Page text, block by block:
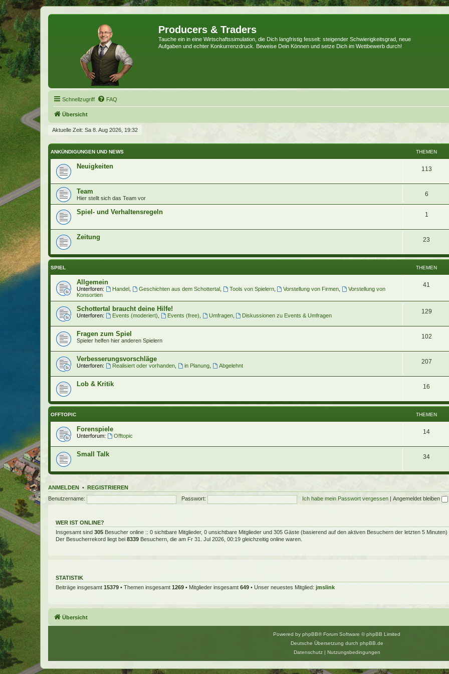
Producers & Traders
Tauche ein in eine Wirtschaftssimulation, die Dich langfristig fesselt: steigender Schwierigkeitsgrad, neue
Aufgaben und echter Konkurrenzdruck. Beweise Dein Können und setze Dich im Wettbewerb durch!
Schnellzugriff FAQ
Übersicht
Aktuelle Zeit: Sa 8. Aug 2026, 19:32
ANKÜNDIGUNGEN UND NEWS THEMEN
Neuigkeiten 113
Team
Hier stellt sich das Team vor
6
Spiel- und Verhaltensregeln 1
Zeitung 23
SPIEL THEMEN
Allgemein
Unterforen: Handel, Geschichten aus dem Schottertal, Tools von Spielern, Vorstellung von Firmen
Vorstellung von
Konsortien
41
Schottertal braucht deine Hilfe!
Unterforen: Events (moderiert) Events (free) Umfragen, Diskussionen zu Events & Umfragen
129
Fragen zum Spiel
Spieler helfen hier anderen Spielern
102
Verbesserungsvorschläge
Unterforen: Realisiert oder vorhanden, in Planung, Abgelehnt
207
Lob & Kritik 16
OFFTOPIC THEMEN
Forenspiele
Unterforum: Offtopic
14
Small Talk 34
ANMELDEN • REGISTRIEREN
Benutzername:
Passwort: Ich habe mein Passwort vergessen Angemeldet bleiben
WER IST ONLINE?
Insgesamt sind 305 Besucher online :: 0 sichtbare Mitglieder, 0 unsichtbare Mitglieder und 305 Gäste (basierend auf den aktiven Besuchern der letzten 5 Minuten)
Der Besucherrekord liegt bei 8339 Besuchern, die am Fr 31. Jul 2026, 00:19 gleichzeitig online waren.
STATISTIK
Beiträge insgesamt 15379 • Themen insgesamt 1269 • Mitglieder insgesamt 649 • Unser neuestes Mitglied: jmslink
Übersicht
Powered by phpBB® Forum Software © phpBB Limited
Deutsche Übersetzung durch phpBB.de
Datenschutz| Nutzungsbedingungen